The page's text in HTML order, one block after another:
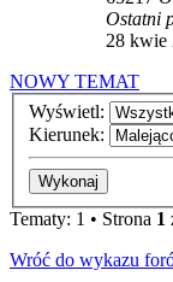
Ostatni
28 kwie
NOWY TEMAT
Wyświetl:
Kierunek:
Tematy: 1 • Strona 1
Wróć do wykazu